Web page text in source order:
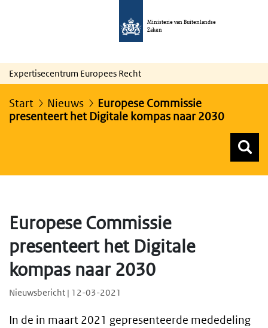
Ministerie van Buitenlandse
Zaken
Expertisecentrum Europees Recht
Start Nieuws
Europese Commissie
presenteert het Digitale kompas naar 2030
Europese Commissie
presenteert het Digitale
kompas naar 2030
Nieuwsbericht | 12-03-2021
In de in maart 2021 gepresenteerde mededeling